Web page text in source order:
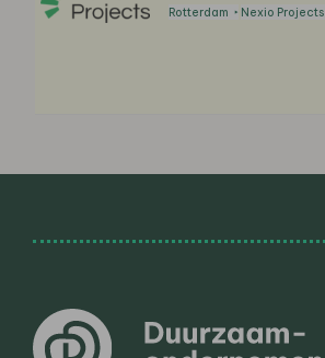
Rotterdam Nexio Projects